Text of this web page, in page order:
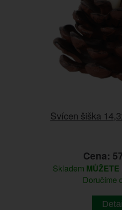
Svícen šiška
Cena:
Skladem MŮŽETE
Doručíme
Detail